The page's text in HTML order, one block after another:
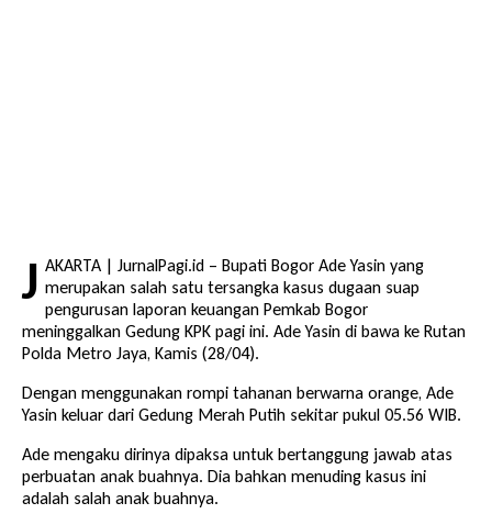
J AKARTA | JurnalPagi.id – Bupati Bogor Ade Yasin yang
merupakan salah satu tersangka kasus dugaan suap
pengurusan laporan keuangan Pemkab Bogor
meninggalkan Gedung KPK pagi ini. Ade Yasin di bawa ke Rutan
Polda Metro Jaya, Kamis (28/04).
Dengan menggunakan rompi tahanan berwarna orange, Ade
Yasin keluar dari Gedung Merah Putih sekitar pukul 05.56 WIB.
Ade mengaku dirinya dipaksa untuk bertanggung jawab atas
perbuatan anak buahnya. Dia bahkan menuding kasus ini
adalah salah anak buahnya.